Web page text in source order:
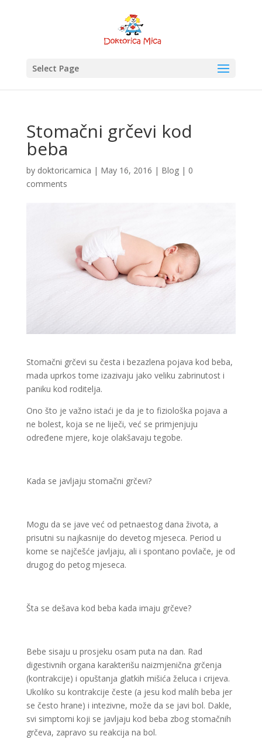
Select Page
Stomačni grčevi kod
beba
by doktoricamica | May 16, 2016 | Blog| 0
comments
Stomačni grčevi su česta i bezazlena pojava kod beba,
mada uprkos tome izazivaju jako veliku zabrinutost i
paniku kod roditelja.
Ono što je važno istaći je da je to fiziološka pojava a
ne bolest, koja se ne liječi, već se primjenjuju
određene mjere, koje olakšavaju tegobe.
Kada se javljaju stomačni grčevi?
Mogu da se jave već od petnaestog dana života, a
prisutni su najkasnije do devetog mjeseca. Period u
kome se najčešće javljaju, ali i spontano povlače, je od
drugog do petog mjeseca.
Šta se dešava kod beba kada imaju grčeve?
Bebe sisaju u prosjeku osam puta na dan. Rad
digestivnih organa karakterišu naizmjenična grčenja
(kontrakcije) i opuštanja glatkih mišića želuca i crijeva.
Ukoliko su kontrakcije česte (a jesu kod malih beba jer
se često hrane) i intezivne, može da se javi bol. Dakle,
svi simptomi koji se javljaju kod beba zbog stomačnih
grčeva, zapravo su reakcija na bol.